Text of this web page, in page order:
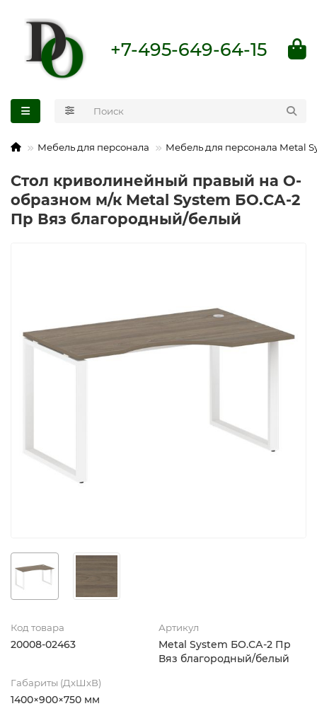
+7-495-649-64-15
Мебель для персонала Мебель для персонала Metal
Стол криволинейный правый на О-
образном м/к Metal System БО.СА-2
Пр Вяз благородный/белый
Код товара
20008-02463
Артикул
Metal System БО.СА-2 Пр
Вяз благородный/белый
Габариты (ДхШхВ)
1400×900×750 мм